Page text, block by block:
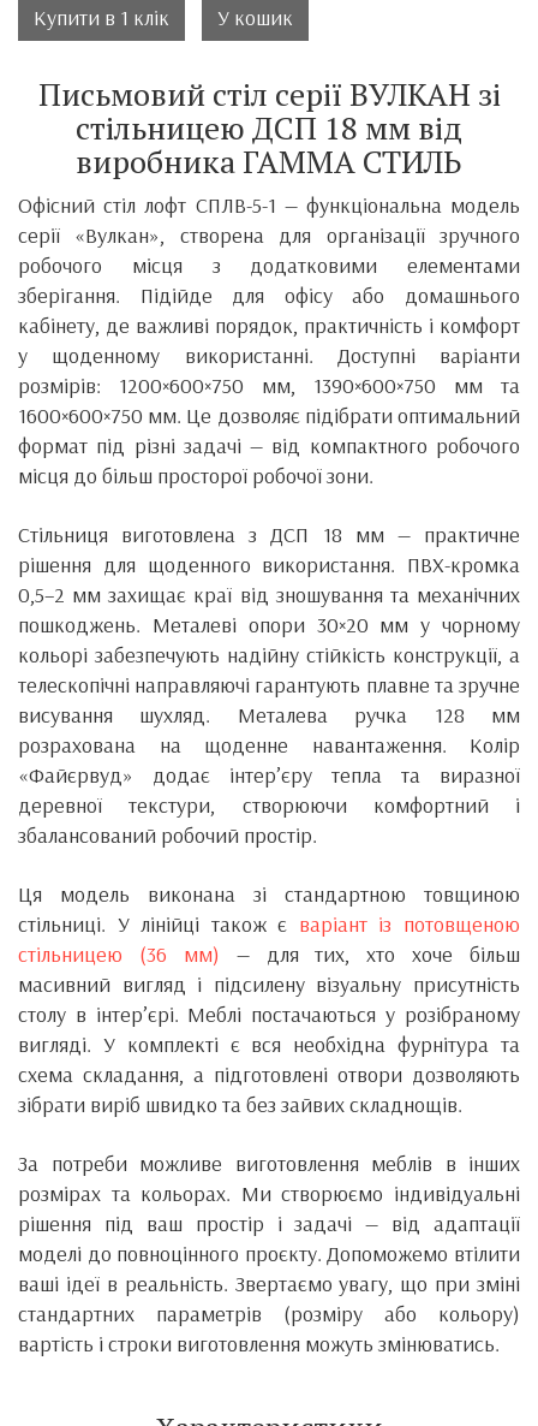
Купити в 1 клік У кошик
Письмовий стіл серії ВУЛКАН зі
стільницею ДСП 18 мм від
виробника ГАММА СТИЛЬ
Офісний стіл лофт СПЛВ-5-1 — функціональна модель
серії «Вулкан», створена для організації зручного
робочого місця з додатковими елементами
зберігання. Підійде для офісу або домашнього
кабінету, де важливі порядок, практичність і комфорт
у щоденному використанні. Доступні варіанти
розмірів: 1200×600×750 мм, 1390×600×750 мм та
1600×600×750 мм. Це дозволяє підібрати оптимальний
формат під різні задачі — від компактного робочого
місця до більш просторої робочої зони.
Стільниця виготовлена з ДСП 18 мм — практичне
рішення для щоденного використання. ПВХ-кромка
0,5–2 мм захищає краї від зношування та механічних
пошкоджень. Металеві опори 30×20 мм у чорному
кольорі забезпечують надійну стійкість конструкції, а
телескопічні направляючі гарантують плавне та зручне
висування шухляд. Металева ручка 128 мм
розрахована на щоденне навантаження. Колір
«Файєрвуд» додає інтер’єру тепла та виразної
деревної текстури, створюючи комфортний і
збалансований робочий простір.
Ця модель виконана зі стандартною товщиною
стільниці. У лінійці також є варіант із потовщеною
стільницею (36 мм) — для тих, хто хоче більш
масивний вигляд і підсилену візуальну присутність
столу в інтер’єрі. Меблі постачаються у розібраному
вигляді. У комплекті є вся необхідна фурнітура та
схема складання, а підготовлені отвори дозволяють
зібрати виріб швидко та без зайвих складнощів.
За потреби можливе виготовлення меблів в інших
розмірах та кольорах. Ми створюємо індивідуальні
рішення під ваш простір і задачі — від адаптації
моделі до повноцінного проєкту. Допоможемо втілити
ваші ідеї в реальність. Звертаємо увагу, що при зміні
стандартних параметрів (розміру або кольору)
вартість і строки виготовлення можуть змінюватись.